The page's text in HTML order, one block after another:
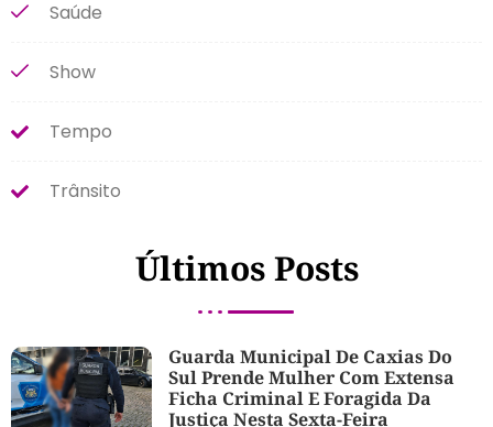
Saúde
Show
Tempo
Trânsito
Últimos Posts
Guarda Municipal De Caxias Do
Sul Prende Mulher Com Extensa
Ficha Criminal E Foragida Da
Justiça Nesta Sexta-Feira